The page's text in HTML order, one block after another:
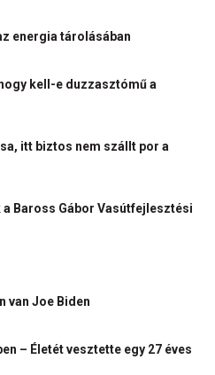
energia tárolásában
kell-e duzzasztómű a
itt biztos nem szállt por a
a Baross Gábor Vasútfejlesztési
van Joe Biden
– Életét vesztette egy 27 éves